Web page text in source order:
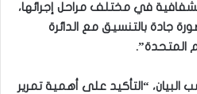
في مختلف مراحل إجرائها،
جادة بالتنسيق مع الدائرة
المتحدة”.
“التأكيد على أهمية تمرير